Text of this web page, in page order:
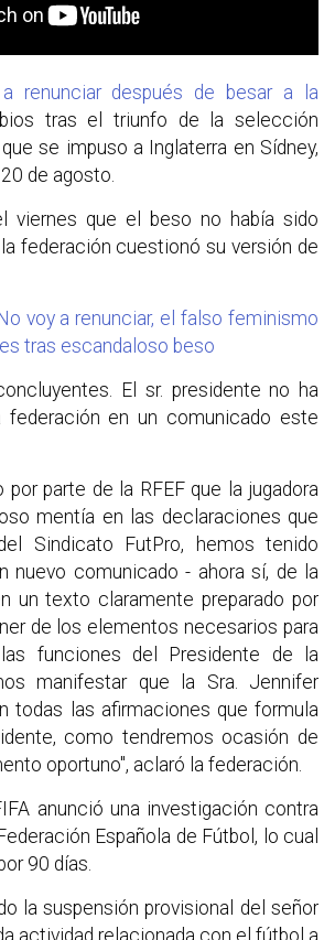
renunciar después de besar a la
tras el triunfo de la selección
se impuso a Inglaterra en Sídney,
de agosto.
viernes que el beso no había sido
federación cuestionó su versión de
voy a renunciar, el falso feminismo
tras escandaloso beso
El sr. presidente no ha
federación en un comunicado este
por parte de la RFEF que la jugadora
mentía en las declaraciones que
Sindicato FutPro, hemos tenido
nuevo comunicado - ahora sí, de la
un texto claramente preparado por
de los elementos necesarios para
funciones del Presidente de la
manifestar que la Sra. Jennifer
todas las afirmaciones que formula
como tendremos ocasión de
oportuno", aclaró la federación.
anunció una investigación contra
Española de Fútbol, lo cual
90 días.
la suspensión provisional del señor